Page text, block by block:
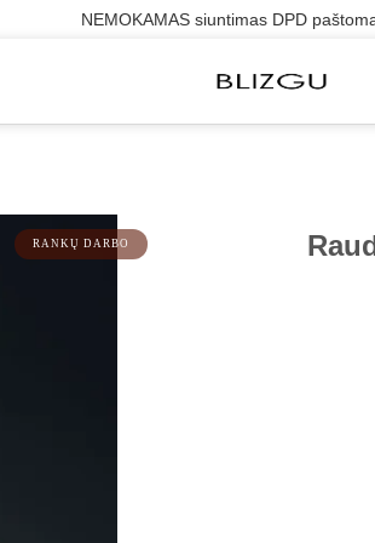
NEMOKAMAS siuntimas DPD
RANKŲ DARBO